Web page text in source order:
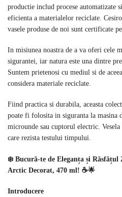
productie includ procese automatizate
eficienta a materialelor reciclate.
vasele produse de noi sunt certificate
In misiunea noastra de a va oferi cele
sigurantei, iar natura este una dintre
Suntem prietenosi cu mediul si de
considera materiale reciclate.
Fiind practica si durabila, aceasta
poate fi folosita in siguranta la masina
microunde sau cuptorul electric.
care rezista testului timpului.
❄️ Bucură-te de Eleganța și
Arctic Decorat, 470 ml! ☕🌟
Introducere